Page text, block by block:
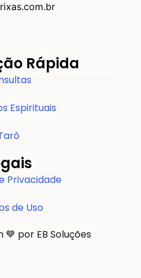
Rápida
Espirituais
Privacidade
de Uso
por EB Soluções